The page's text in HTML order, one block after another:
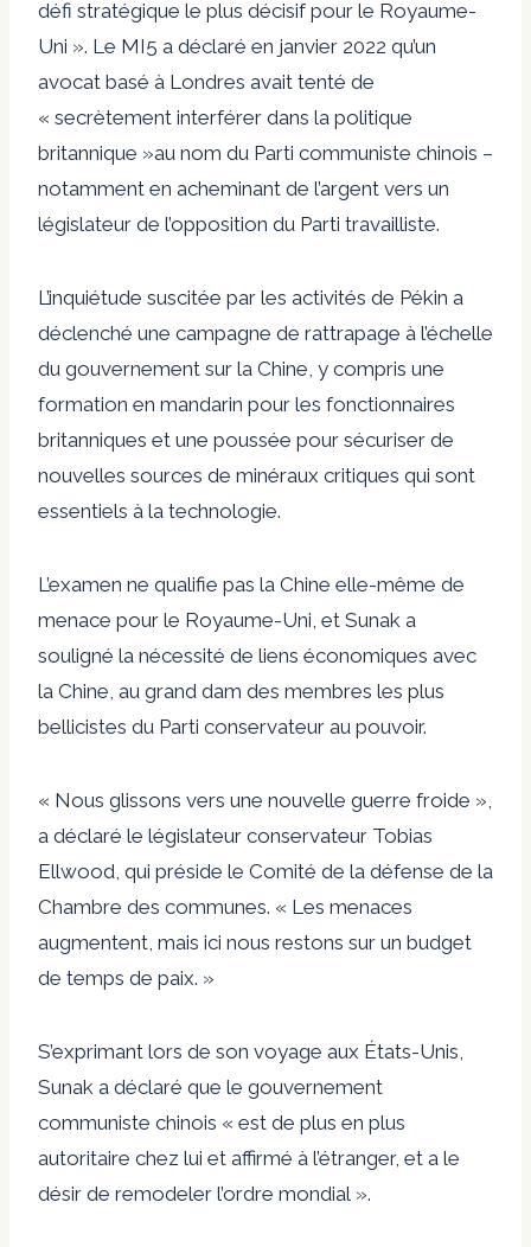
défi stratégique le plus décisif pour le Royaume-
Uni ». Le MI5 a déclaré en janvier 2022 qu’un
avocat basé à Londres avait tenté de
« secrètement interférer dans la politique
britannique »au nom du Parti communiste chinois –
notamment en acheminant de l’argent vers un
législateur de l’opposition du Parti travailliste.
L’inquiétude suscitée par les activités de Pékin a
déclenché une campagne de rattrapage à l’échelle
du gouvernement sur la Chine, y compris une
formation en mandarin pour les fonctionnaires
britanniques et une poussée pour sécuriser de
nouvelles sources de minéraux critiques qui sont
essentiels à la technologie.
L’examen ne qualifie pas la Chine elle-même de
menace pour le Royaume-Uni, et Sunak a
souligné la nécessité de liens économiques avec
la Chine, au grand dam des membres les plus
bellicistes du Parti conservateur au pouvoir.
« Nous glissons vers une nouvelle guerre froide »,
a déclaré le législateur conservateur Tobias
Ellwood, qui préside le Comité de la défense de la
Chambre des communes. « Les menaces
augmentent, mais ici nous restons sur un budget
de temps de paix. »
S’exprimant lors de son voyage aux États-Unis,
Sunak a déclaré que le gouvernement
communiste chinois « est de plus en plus
autoritaire chez lui et affirmé à l’étranger, et a le
désir de remodeler l’ordre mondial ».